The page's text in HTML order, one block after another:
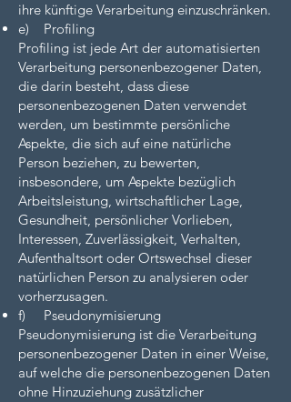
ihre künftige Verarbeitung einzuschränken.
e) Profiling
Profiling ist jede Art der automatisierten
Verarbeitung personenbezogener Daten,
die darin besteht, dass diese
personenbezogenen Daten verwendet
werden, um bestimmte persönliche
Aspekte, die sich auf eine natürliche
Person beziehen, zu bewerten,
insbesondere, um Aspekte bezüglich
Arbeitsleistung, wirtschaftlicher Lage,
Gesundheit, persönlicher Vorlieben,
Interessen, Zuverlässigkeit, Verhalten,
Aufenthaltsort oder Ortswechsel dieser
natürlichen Person zu analysieren oder
vorherzusagen.
f) Pseudonymisierung
Pseudonymisierung ist die Verarbeitung
personenbezogener Daten in einer Weise,
auf welche die personenbezogenen Daten
ohne Hinzuziehung zusätzlicher